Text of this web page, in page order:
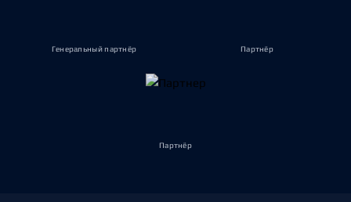
Генеральный партнёр Партнёр
Партнёр